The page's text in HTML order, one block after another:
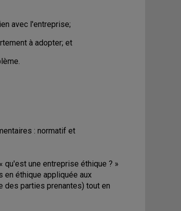
avec l'entreprise;
à adopter; et
: normatif et
une entreprise éthique ? »
en éthique appliquée aux
des parties prenantes) tout en